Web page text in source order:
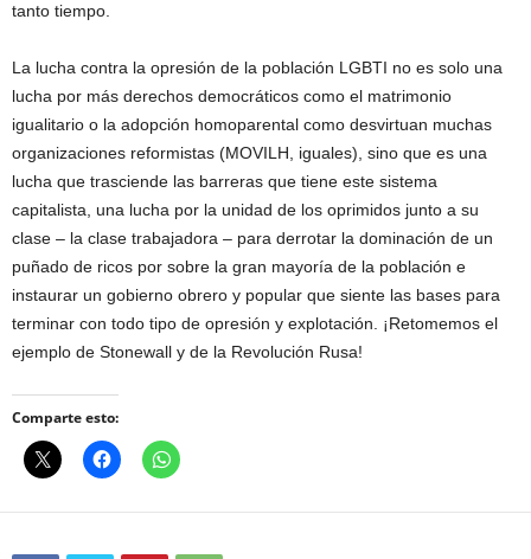
tanto tiempo.
La lucha contra la opresión de la población LGBTI no es solo una
lucha por más derechos democráticos como el matrimonio
igualitario o la adopción homoparental como desvirtuan muchas
organizaciones reformistas (MOVILH, iguales), sino que es una
lucha que trasciende las barreras que tiene este sistema
capitalista, una lucha por la unidad de los oprimidos junto a su
clase – la clase trabajadora – para derrotar la dominación de un
puñado de ricos por sobre la gran mayoría de la población e
instaurar un gobierno obrero y popular que siente las bases para
terminar con todo tipo de opresión y explotación. ¡Retomemos el
ejemplo de Stonewall y de la Revolución Rusa!
Comparte esto: